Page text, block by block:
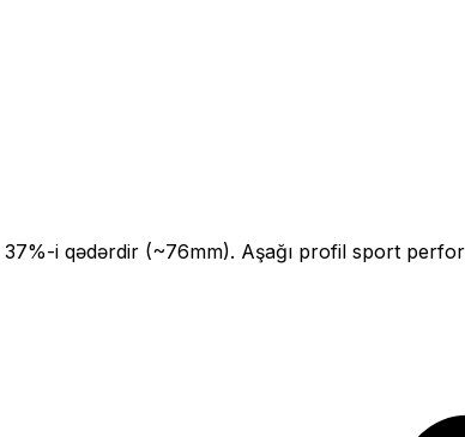
37%-i qədərdir (~76mm). Aşağı profil sport